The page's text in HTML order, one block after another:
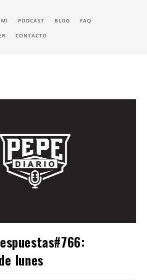
PODCAST BLOG FAQ
CONTACTO
lunes